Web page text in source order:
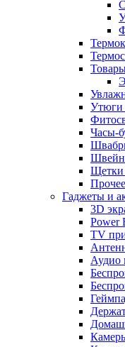
Утюги
Часы-
Щетки
Прочее
Гаджеты и
3D
Power
TV
Аудио